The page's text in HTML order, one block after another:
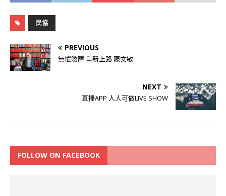
民協
PREVIOUS
無懼險障 重新上路 陳文敏
NEXT
直播APP 人人可做LIVE SHOW
FOLLOW ON FACEBOOK